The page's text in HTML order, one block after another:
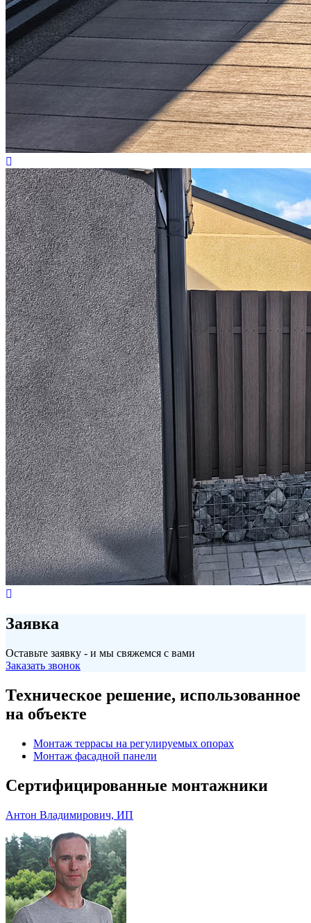
Заявка
Оставьте заявку - и мы свяжемся с вами
Заказать звонок
Техническое решение, использованное
на объекте
Монтаж террасы на регулируемых опорах
Монтаж фасадной панели
Сертифицированные монтажники
Антон Владимирович, ИП